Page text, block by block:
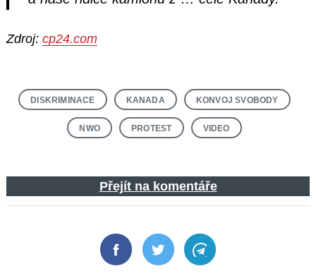
Zdroj: cp24.com
DISKRIMINACE KANADA KONVOJ SVOBODY
NWO PROTEST VIDEO
Přejít na komentáře
FacebookTwitter Telegram